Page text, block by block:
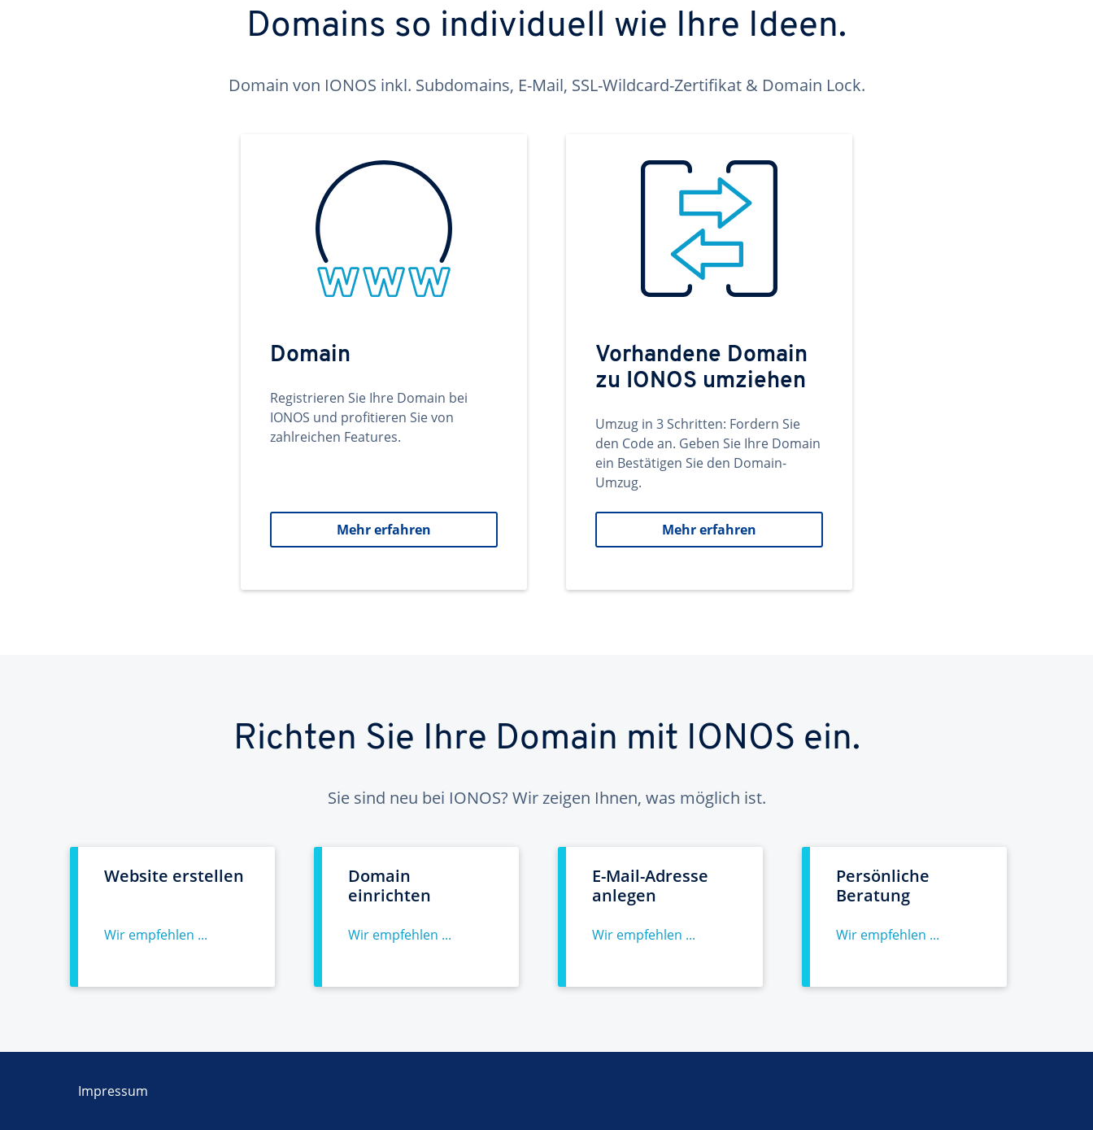
Domains so individuell wie Ihre Ideen.
Domain von IONOS inkl. Subdomains, E-Mail, SSL-Wildcard-Zertifikat & Domain Lock.
Domain
Registrieren Sie Ihre Domain bei
IONOS und profitieren Sie von
zahlreichen Features.
Mehr erfahren
Vorhandene Domain
zu IONOS umziehen
Umzug in 3 Schritten: Fordern Sie
den Code an. Geben Sie Ihre Domain
ein Bestätigen Sie den Domain-
Umzug.
Mehr erfahren
Richten Sie Ihre Domain mit IONOS ein.
Sie sind neu bei IONOS? Wir zeigen Ihnen, was möglich ist.
Website erstellen
Wir empfehlen ...
Domain
einrichten
Wir empfehlen ...
E-Mail-Adresse
anlegen
Wir empfehlen ...
Persönliche
Beratung
Wir empfehlen ...
Impressum